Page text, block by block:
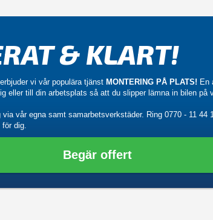
& KLART!
vi vår populära tjänst MONTERING PÅ PLATS! En
eller till din arbetsplats så att du slipper lämna in bilen på
vår egna samt samarbetsverkstäder. Ring 0770 - 11 44
dig.
Begär offert